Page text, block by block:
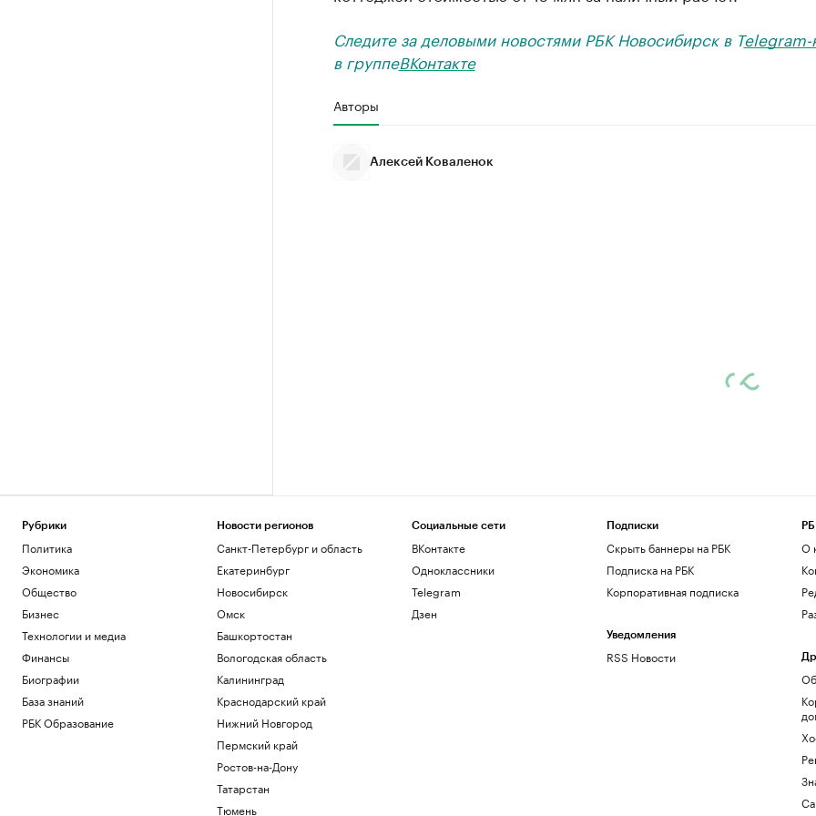
Следите за деловыми новостями РБК Новосибирск в Telegram-
в группеВКонтакте
Авторы
Алексей Коваленок
Рубрики
Политика
Экономика
Общество
Бизнес
Технологии и медиа
Финансы
Биографии
База знаний
РБК Образование
Новости регионов
Санкт-Петербург и область
Екатеринбург
Новосибирск
Омск
Башкортостан
Вологодская область
Калининград
Краснодарский край
Нижний Новгород
Пермский край
Ростов-на-Дону
Татарстан
Тюмень
Социальные сети
ВКонтакте
Одноклассники
Telegram
Дзен
Подписки
Скрыть баннеры на РБК
Подписка на РБК
Корпоративная подписка
Уведомления
RSS Новости
О